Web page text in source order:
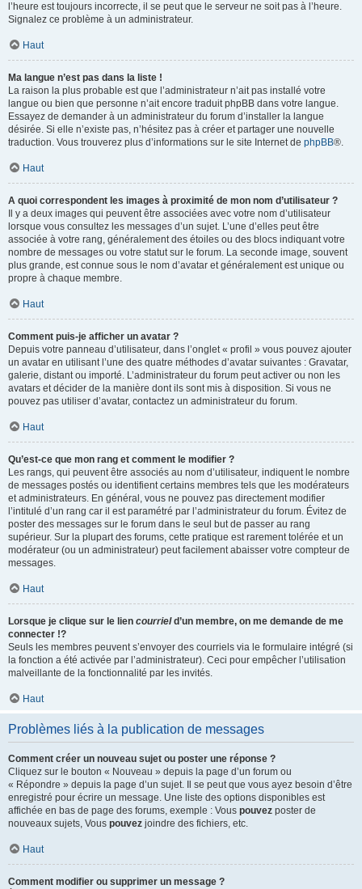
l’heure est toujours incorrecte, il se peut que le serveur ne soit pas à l’heure.
Signalez ce problème à un administrateur.
Haut
Ma langue n’est pas dans la liste !
La raison la plus probable est que l’administrateur n’ait pas installé votre
langue ou bien que personne n’ait encore traduit phpBB dans votre langue.
Essayez de demander à un administrateur du forum d’installer la langue
désirée. Si elle n’existe pas, n’hésitez pas à créer et partager une nouvelle
traduction. Vous trouverez plus d’informations sur le site Internet de phpBB®.
Haut
A quoi correspondent les images à proximité de mon nom d’utilisateur ?
Il y a deux images qui peuvent être associées avec votre nom d’utilisateur
lorsque vous consultez les messages d’un sujet. L’une d’elles peut être
associée à votre rang, généralement des étoiles ou des blocs indiquant votre
nombre de messages ou votre statut sur le forum. La seconde image, souvent
plus grande, est connue sous le nom d’avatar et généralement est unique ou
propre à chaque membre.
Haut
Comment puis-je afficher un avatar ?
Depuis votre panneau d’utilisateur, dans l’onglet « profil » vous pouvez ajouter
un avatar en utilisant l’une des quatre méthodes d’avatar suivantes : Gravatar,
galerie, distant ou importé. L’administrateur du forum peut activer ou non les
avatars et décider de la manière dont ils sont mis à disposition. Si vous ne
pouvez pas utiliser d’avatar, contactez un administrateur du forum.
Haut
Qu’est-ce que mon rang et comment le modifier ?
Les rangs, qui peuvent être associés au nom d’utilisateur, indiquent le nombre
de messages postés ou identifient certains membres tels que les modérateurs
et administrateurs. En général, vous ne pouvez pas directement modifier
l’intitulé d’un rang car il est paramétré par l’administrateur du forum. Évitez de
poster des messages sur le forum dans le seul but de passer au rang
supérieur. Sur la plupart des forums, cette pratique est rarement tolérée et un
modérateur (ou un administrateur) peut facilement abaisser votre compteur de
messages.
Haut
Lorsque je clique sur le lien courrield’un membre, on me demande de me
connecter !?
Seuls les membres peuvent s’envoyer des courriels via le formulaire intégré (si
la fonction a été activée par l’administrateur). Ceci pour empêcher l’utilisation
malveillante de la fonctionnalité par les invités.
Haut
Problèmes liés à la publication de messages
Comment créer un nouveau sujet ou poster une réponse ?
Cliquez sur le bouton « Nouveau » depuis la page d’un forum ou
« Répondre » depuis la page d’un sujet. Il se peut que vous ayez besoin d’être
enregistré pour écrire un message. Une liste des options disponibles est
affichée en bas de page des forums, exemple : Vous pouvez poster de
nouveaux sujets, Vous pouvez joindre des fichiers, etc.
Haut
Comment modifier ou supprimer un message ?